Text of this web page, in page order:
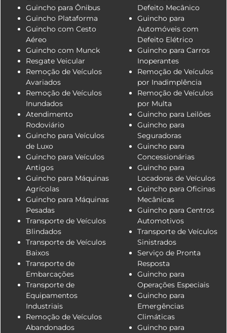
Guincho para Ônibus
Guincho Plataforma
Guincho com Cesto
Aéreo
Guincho com Munck
Resgate Veicular
Remoção de Veículos
Avariados
Remoção de Veículos
Inundados
Atendimento
Rodoviário
Guincho para Veículos
de Luxo
Guincho para Veículos
Antigos
Guincho para Máquinas
Agrícolas
Guincho para Máquinas
Pesadas
Transporte de Veículos
Blindados
Transporte de Veículos
Baixos
Transporte de
Embarcações
Transporte de
Equipamentos
Industriais
Remoção de Veículos
Abandonados
Defeito Mecânico
Guincho para
Automóveis com
Defeito Elétrico
Guincho para Carros
Inoperantes
Remoção de Veículos
por Inadimplência
Remoção de Veículos
por Multa
Guincho para Leilões
Guincho para
Seguradoras
Guincho para
Concessionárias
Guincho para
Locadoras de Veículos
Guincho para Oficinas
Mecânicas
Guincho para Centros
Automotivos
Transporte de Veículos
Sinistrados
Serviço de Pronta
Resposta
Guincho para
Operações Especiais
Guincho para
Emergências
Climáticas
Guincho para